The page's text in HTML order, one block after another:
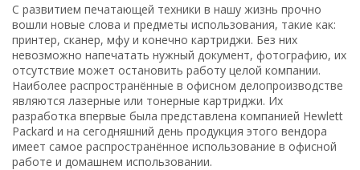
С развитием печатающей техники в нашу жизнь прочно
вошли новые слова и предметы использования, такие как:
принтер, сканер, мфу и конечно картриджи. Без них
невозможно напечатать нужный документ, фотографию, их
отсутствие может остановить работу целой компании.
Наиболее распространённые в офисном делопроизводстве
являются лазерные или тонерные картриджи. Их
разработка впервые была представлена компанией Hewlett
Packard и на сегодняшний день продукция этого вендора
имеет самое распространённое использование в офисной
работе и домашнем использовании.